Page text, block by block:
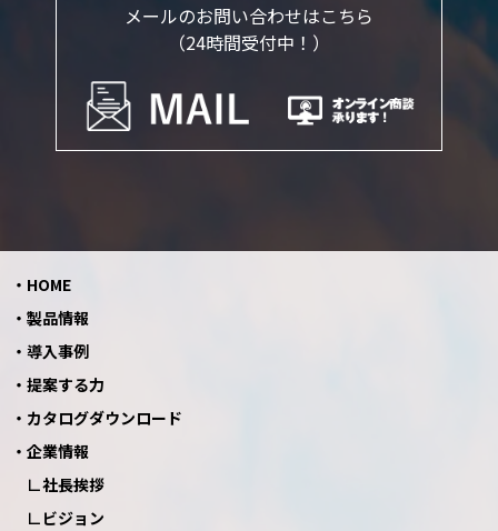
メールのお問い合わせはこちら
（24時間受付中！）
HOME
製品情報
導入事例
提案する力
カタログダウンロード
企業情報
社長挨拶
ビジョン